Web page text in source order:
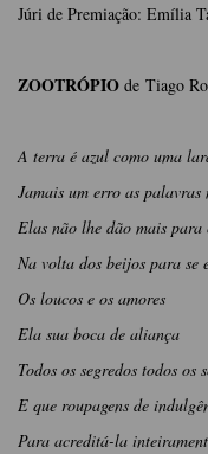
Júri de Premiação: Emília
ZOOTRÓPIO de Tiago
A terra é azul como uma
Jamais um erro as palavras
Elas não lhe dão mais para
Na volta dos beijos para se
Os loucos e os amores
Ela sua boca de aliança
Todos os segredos todos os
E que roupagens de
Para acreditá-la